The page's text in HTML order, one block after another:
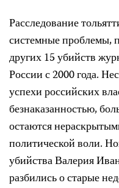
Расследование
системные проблемы,
других 15 убийств
России с 2000 года.
успехи российских
безнаказанностью,
остаются
политической воли.
убийства Валерия
разбились о старые